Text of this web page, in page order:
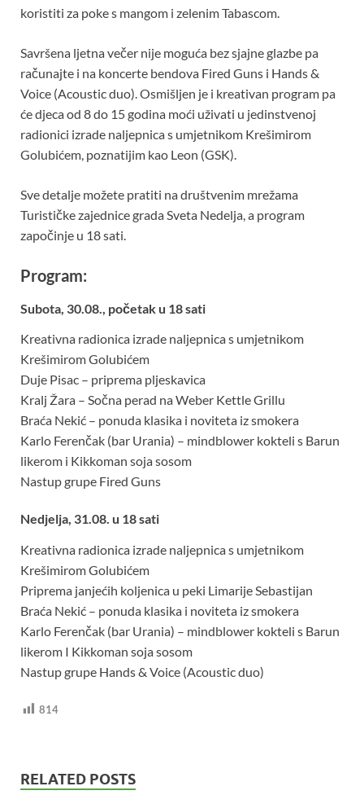
koristiti za poke s mangom i zelenim Tabascom.
Savršena ljetna večer nije moguća bez sjajne glazbe pa
računajte i na koncerte bendova Fired Guns i Hands &
Voice (Acoustic duo). Osmišljen je i kreativan program pa
će djeca od 8 do 15 godina moći uživati u jedinstvenoj
radionici izrade naljepnica s umjetnikom Krešimirom
Golubićem, poznatijim kao Leon (GSK).
Sve detalje možete pratiti na društvenim mrežama
Turističke zajednice grada Sveta Nedelja, a program
započinje u 18 sati.
Program:
Subota, 30.08., početak u 18 sati
Kreativna radionica izrade naljepnica s umjetnikom
Krešimirom Golubićem
Duje Pisac – priprema pljeskavica
Kralj Žara – Sočna perad na Weber Kettle Grillu
Braća Nekić – ponuda klasika i noviteta iz smokera
Karlo Ferenčak (bar Urania) – mindblower kokteli s Barun
likerom i Kikkoman soja sosom
Nastup grupe Fired Guns
Nedjelja, 31.08. u 18 sati
Kreativna radionica izrade naljepnica s umjetnikom
Krešimirom Golubićem
Priprema janjećih koljenica u peki Limarije Sebastijan
Braća Nekić – ponuda klasika i noviteta iz smokera
Karlo Ferenčak (bar Urania) – mindblower kokteli s Barun
likerom I Kikkoman soja sosom
Nastup grupe Hands & Voice (Acoustic duo)
814
RELATED POSTS